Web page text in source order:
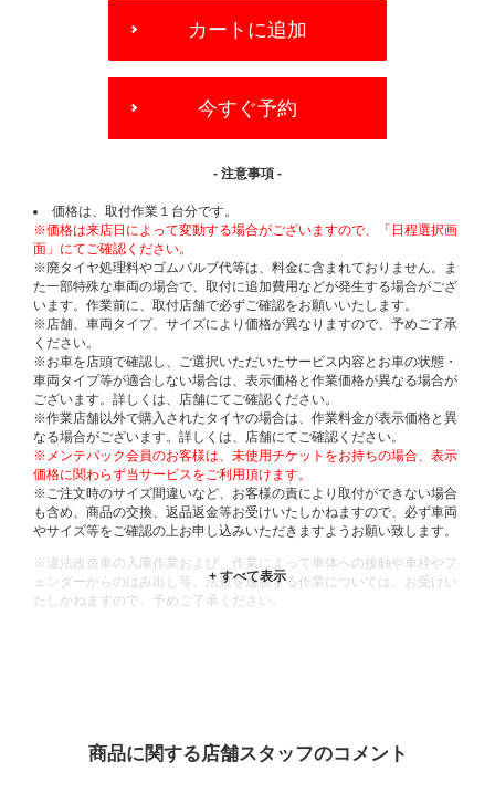
OPTIONS
カートに追加
今すぐ予約
- 注意事項 -
価格は、取付作業１台分です。
※価格は来店日によって変動する場合がございますので、「日程選択画
面」にてご確認ください。
※廃タイヤ処理料やゴムバルブ代等は、料金に含まれておりません。ま
た一部特殊な車両の場合で、取付に追加費用などが発生する場合がござ
います。作業前に、取付店舗で必ずご確認をお願いいたします。
※店舗、車両タイプ、サイズにより価格が異なりますので、予めご了承
ください。
※お車を店頭で確認し、ご選択いただいたサービス内容とお車の状態・
車両タイプ等が適合しない場合は、表示価格と作業価格が異なる場合が
ございます。詳しくは、店舗にてご確認ください。
※作業店舗以外で購入されたタイヤの場合は、作業料金が表示価格と異
なる場合がございます。詳しくは、店舗にてご確認ください。
※メンテパック会員のお客様は、未使用チケットをお持ちの場合、表示
価格に関わらず当サービスをご利用頂けます。
※ご注文時のサイズ間違いなど、お客様の責により取付ができない場合
も含め、商品の交換、返品返金等お受けいたしかねますので、必ず車両
やサイズ等をご確認の上お申し込みいただきますようお願い致します。
※違法改造車の入庫作業および、作業によって車体への接触や車枠やフ
ェンダーからのはみ出し等、法規を逸脱する作業については、お受けい
たしかねますので、予めご了承ください。
商品に関する店舗スタッフのコメント